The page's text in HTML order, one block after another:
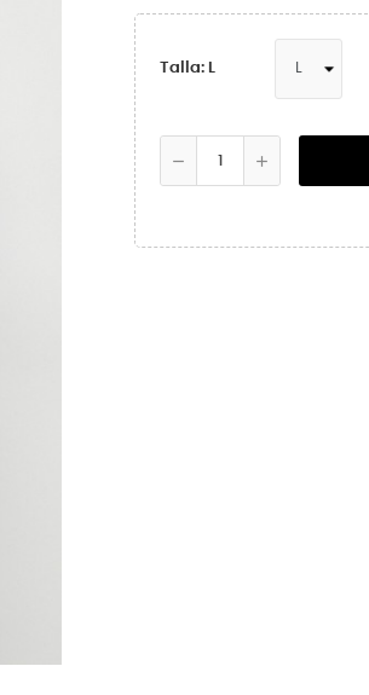
Talla: L